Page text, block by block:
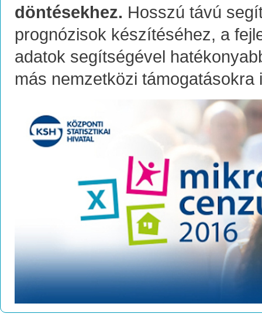
döntésekhez. Hosszú távú
prognózisok készítéséhez, a
adatok segítségével
más nemzetközi támogatásokra